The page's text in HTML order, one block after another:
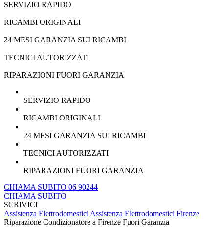
SERVIZIO RAPIDO
RICAMBI ORIGINALI
24 MESI GARANZIA SUI RICAMBI
TECNICI AUTORIZZATI
RIPARAZIONI FUORI GARANZIA
SERVIZIO RAPIDO
RICAMBI ORIGINALI
24 MESI GARANZIA SUI RICAMBI
TECNICI AUTORIZZATI
RIPARAZIONI FUORI GARANZIA
CHIAMA SUBITO 06 90244
CHIAMA SUBITO
SCRIVICI
Assistenza ElettrodomesticiAssistenza Elettrodomestici Firenze
Riparazione Condizionatore a Firenze Fuori Garanzia